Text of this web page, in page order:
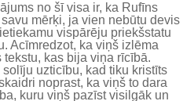
no šī visa ir, ka Rufīns
mērķi, ja vien nebūtu devis
vispārēju priekšstatu
Acīmredzot, ka viņš izlēma
kas bija viņa rīcībā.
solīju uzticību, kad tiku kristīts
noprast, ka viņš to dara
kuru viņš pazīst visilgāk un